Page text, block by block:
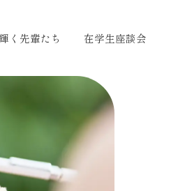
輝く先輩たち 在学生座談会